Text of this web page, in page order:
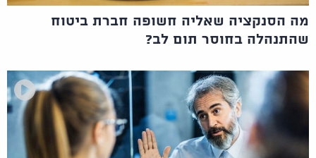
מה הסנקציה שאליה חשופה חברת ביטוח
שהתנהלה בחוסר תום לב?